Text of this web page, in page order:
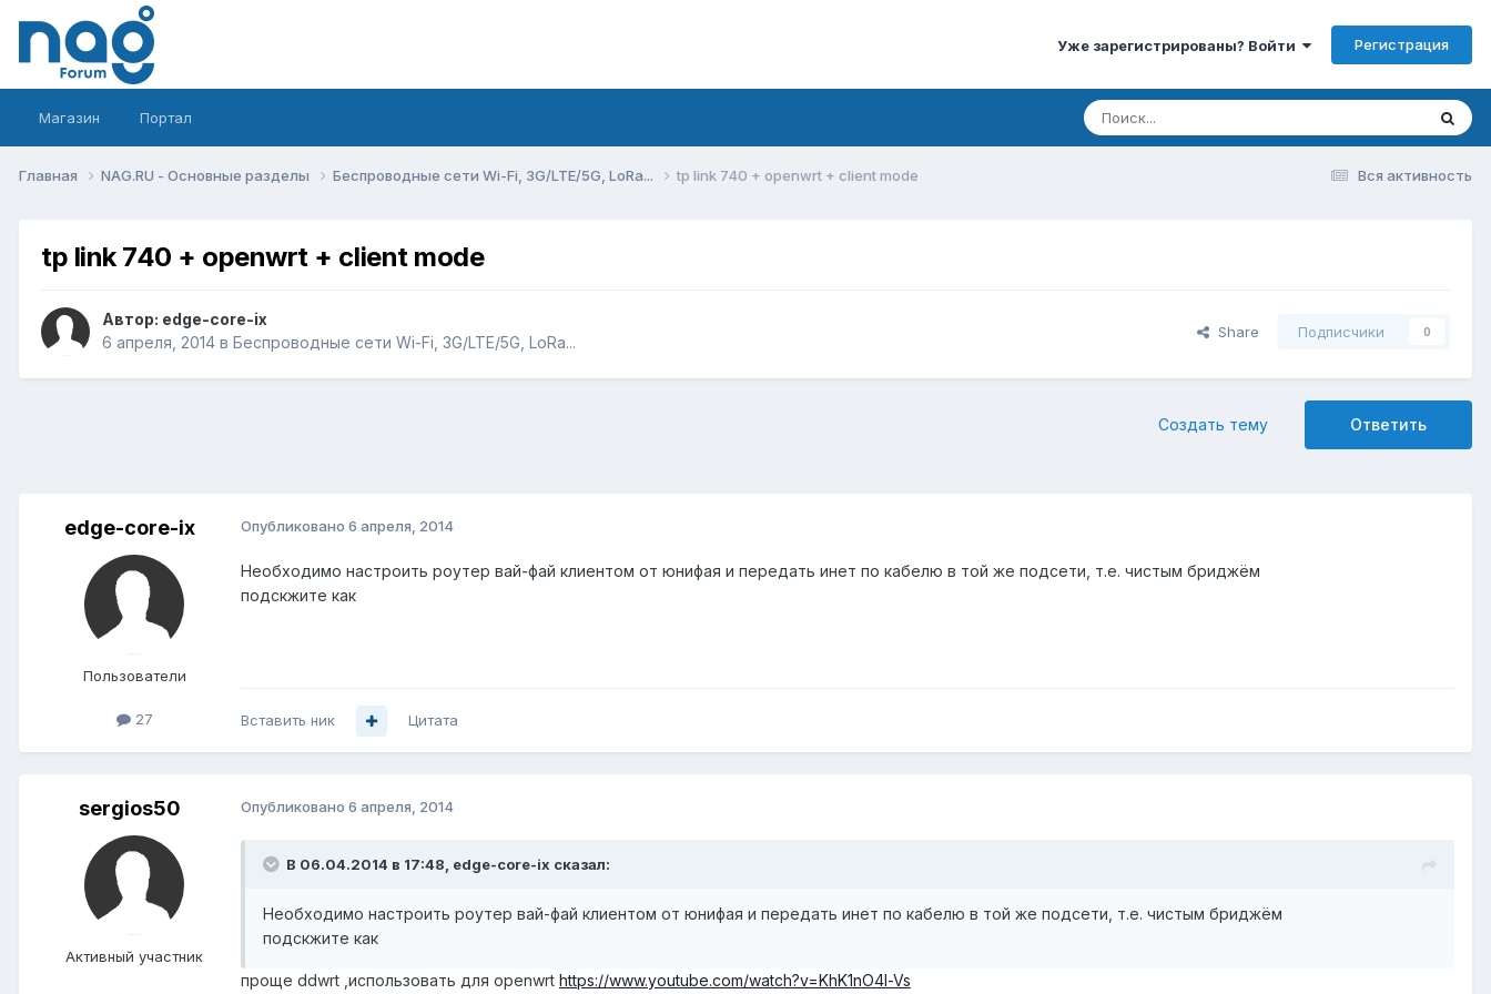
Уже зарегистрированы? Войти Регистрация
Магазин Портал
Вся активность
Главная NAG.RU - Основные разделы Беспроводные сети Wi-Fi, 3G/LTE/5G, LoRa... tp link 740 + openwrt + client mode
tp link 740 + openwrt + client mode
Автор: edge-core-ix
6 апреля, 2014 в Беспроводные сети Wi-Fi, 3G/LTE/5G, LoRa...
Share Подписчики 0
Ответить
Создать тему
edge-core-ix
Пользователи
27
Опубликовано 6 апреля, 2014
Необходимо настроить роутер вай-фай клиентом от юнифая и передать инет по кабелю в той же подсети, т.е. чистым бриджём
подскжите как
Вставить ник Цитата
sergios50
Активный участник
Опубликовано 6 апреля, 2014
В 06.04.2014 в 17:48, edge-core-ix сказал:
Необходимо настроить роутер вай-фай клиентом от юнифая и передать инет по кабелю в той же подсети, т.е. чистым бриджём
подскжите как
проще ddwrt ,использовать для openwrt https://www.youtube.com/watch?v=KhK1nO4l-Vs